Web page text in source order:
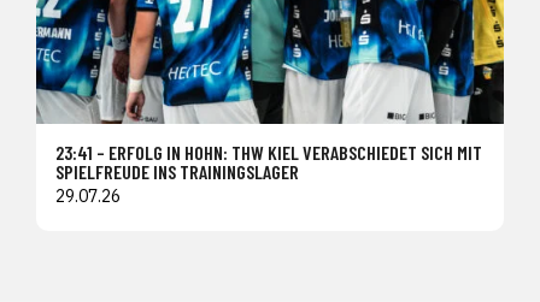
23:41 – ERFOLG IN HOHN: THW KIEL VERABSCHIEDET SICH MIT
SPIELFREUDE INS TRAININGSLAGER
29.07.26